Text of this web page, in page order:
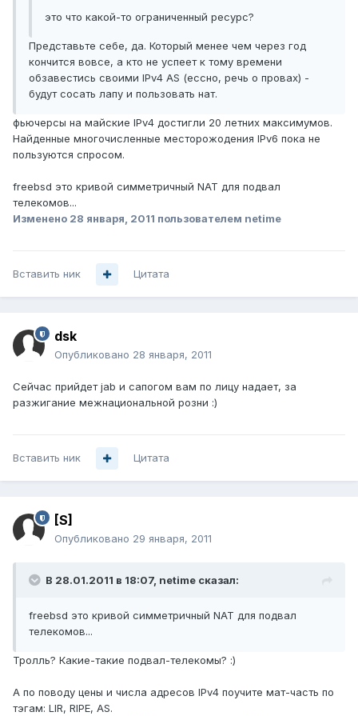
это что какой-то ограниченный ресурс?
Представьте себе, да. Который менее чем через год
кончится вовсе, а кто не успеет к тому времени
обзавестись своими IPv4 AS (ессно, речь о провах) -
будут сосать лапу и пользовать нат.
фьючерсы на майские IPv4 достигли 20 летних максимумов.
Найденные многочисленные месторожодения IPv6 пока не
пользуются спросом.
freebsd это кривой симметричный NAT для подвал
телекомов...
Изменено 28 января, 2011 пользователем netime
Вставить ник Цитата
dsk
Опубликовано 28 января, 2011
Сейчас прийдет jab и сапогом вам по лицу надает, за
разжигание межнациональной розни :)
Вставить ник Цитата
[S]
Опубликовано 29 января, 2011
В 28.01.2011 в 18:07, netime сказал:
freebsd это кривой симметричный NAT для подвал
телекомов...
Тролль? Какие-такие подвал-телекомы? :)
А по поводу цены и числа адресов IPv4 поучите мат-часть по
тэгам: LIR, RIPE, AS.